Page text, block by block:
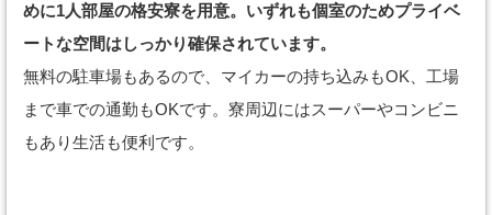
めに1人部屋の格安寮を用意。いずれも個室のためプライベ
ートな空間はしっかり確保されています。
無料の駐車場もあるので、マイカーの持ち込みもOK、工場
まで車での通勤もOKです。寮周辺にはスーパーやコンビニ
もあり生活も便利です。